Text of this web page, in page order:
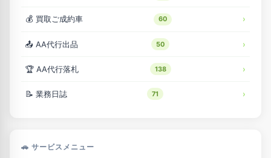
💰 買取ご成約車 60
📤 AA代行出品 50
🏆 AA代行落札 138
📝 業務日誌 71
🚗 サービスメニュー